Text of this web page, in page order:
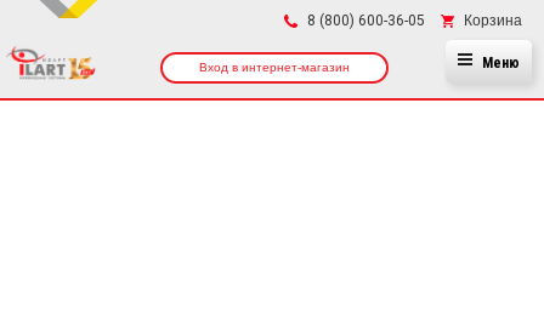
8 (800) 600-36-05 Корзина
Вход в интернет-магазин Меню
×